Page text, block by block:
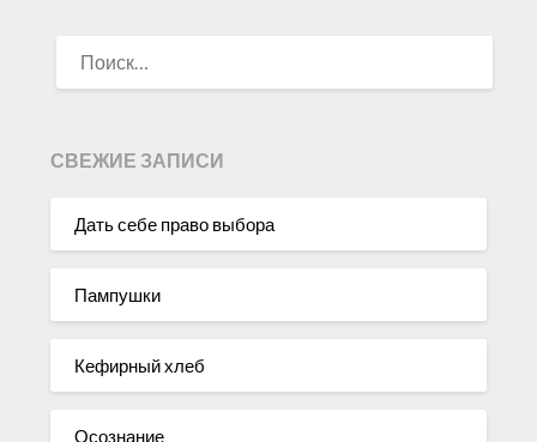
СВЕЖИЕ ЗАПИСИ
Дать себе право выбора
Пампушки
Кефирный хлеб
Осознание